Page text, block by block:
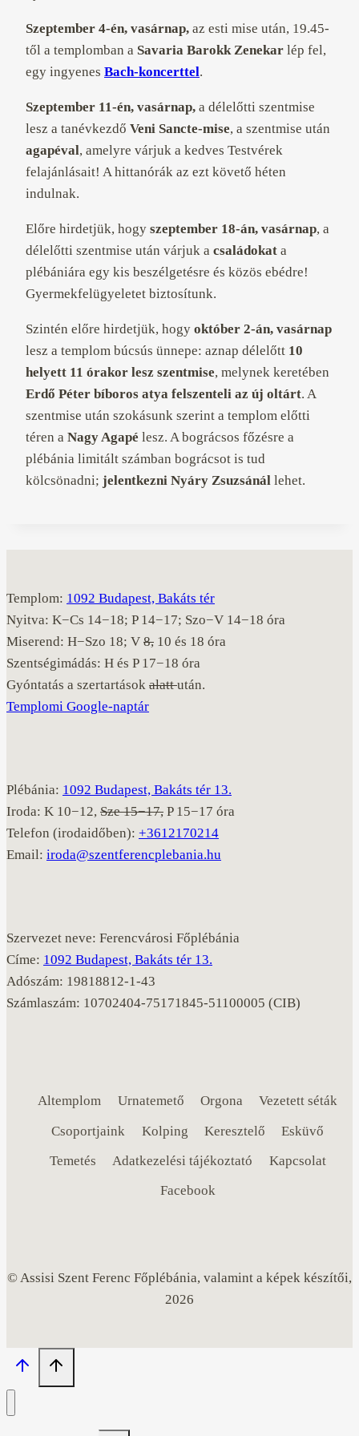
Szeptember 4-én, vasárnap, az esti mise után, 19.45-
től a templomban a Savaria Barokk Zenekar lép fel,
egy ingyenes Bach-koncerttel.
Szeptember 11-én, vasárnap, a délelőtti szentmise
lesz a tanévkezdő Veni Sancte-mise, a szentmise után
agapéval, amelyre várjuk a kedves Testvérek
felajánlásait! A hittanórák az ezt követő héten
indulnak.
Előre hirdetjük, hogy szeptember 18-án, vasárnap, a
délelőtti szentmise után várjuk a családokat a
plébániára egy kis beszélgetésre és közös ebédre!
Gyermekfelügyeletet biztosítunk.
Szintén előre hirdetjük, hogy október 2-án, vasárnap
lesz a templom búcsús ünnepe: aznap délelőtt 10
helyett 11 órakor lesz szentmise, melynek keretében
Erdő Péter bíboros atya felszenteli az új oltárt. A
szentmise után szokásunk szerint a templom előtti
téren a Nagy Agapé lesz. A bográcsos főzésre a
plébánia limitált számban bográcsot is tud
kölcsönadni; jelentkezni Nyáry Zsuzsánál lehet.
Templom: 1092 Budapest, Bakáts tér
Nyitva: K−Cs 14−18; P 14−17; Szo−V 14−18 óra
Miserend: H−Szo 18; V 8, 10 és 18 óra
Szentségimádás: H és P 17−18 óra
Gyóntatás a szertartások alattután.
Templomi Google-naptár
Plébánia: 1092 Budapest, Bakáts tér 13.
Iroda: K 10−12, Sze 15−17, P 15−17 óra
Telefon (irodaidőben): +3612170214
Email: iroda@szentferencplebania.hu
Szervezet neve: Ferencvárosi Főplébánia
Címe: 1092 Budapest, Bakáts tér 13.
Adószám: 19818812-1-43
Számlaszám: 10702404-75171845-51100005 (CIB)
Altemplom Urnatemető Orgona
Vezetett séták
Csoportjaink
Kolping Keresztelő
Esküvő
Temetés
Adatkezelési tájékoztató
Kapcsolat
Facebook
© Assisi Szent Ferenc Főplébánia, valamint a képek készítői,
2026